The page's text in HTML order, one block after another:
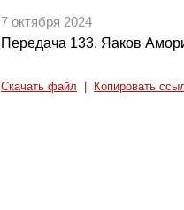
7 октября 2024
Передача 133. Яаков
Скачать файл Копировать